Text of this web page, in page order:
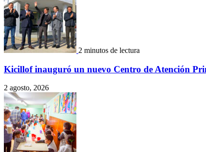
2 minutos de lectura
Kicillof inauguró un nuevo Centro de Atención
2 agosto, 2026